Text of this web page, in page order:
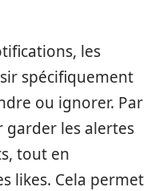
les
spécifiquement
ou ignorer. Par
les alertes
tout en
likes. Cela permet